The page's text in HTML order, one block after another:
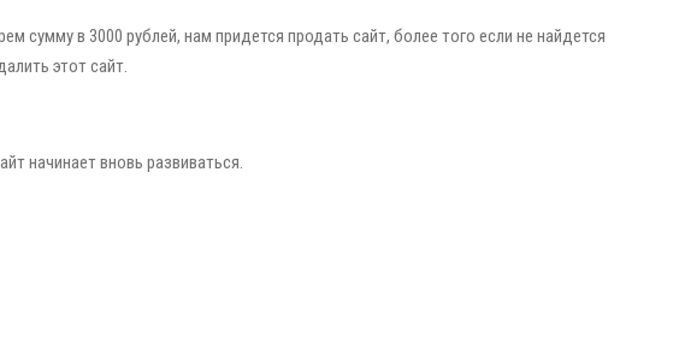
сумму в 3000 рублей, нам придется продать сайт, более того если не найдется
этот сайт.
начинает вновь развиваться.